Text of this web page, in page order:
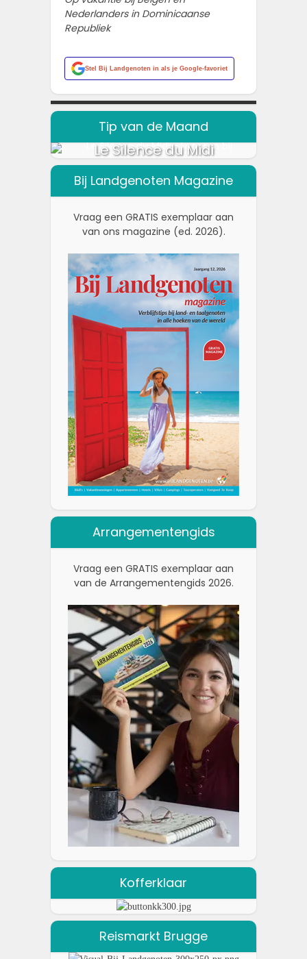
Nederlanders in Dominicaanse
Republiek
Stel Bij Landgenoten in als je Google-favoriet
Tip van de Maand
Le Silence du Midi
Bij Landgenoten Magazine
Vraag een GRATIS exemplaar aan
van ons magazine (ed. 2026).
Arrangementengids
Vraag een GRATIS exemplaar aan
van de Arrangementengids 2026.
Kofferklaar
Reismarkt Brugge